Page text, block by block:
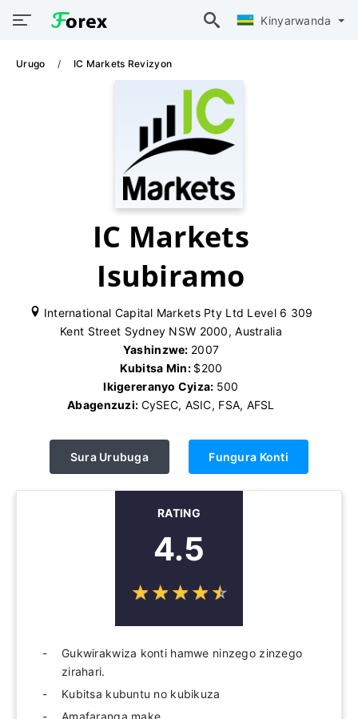
Kinyarwanda
Urugo IC Markets Revizyon
IC Markets
Isubiramo
International Capital Markets Pty Ltd Level 6 309
Kent Street Sydney NSW 2000, Australia
Yashinzwe: 2007
Kubitsa Min: $200
Ikigereranyo Cyiza: 500
Abagenzuzi: CySEC, ASIC, FSA, AFSL
Sura Urubuga Fungura Konti
RATING
4.5
☆☆☆☆☆
★★★★★
Gukwirakwiza konti hamwe ninzego zinzego
zirahari.
Kubitsa kubuntu no kubikuza
Amafaranga make